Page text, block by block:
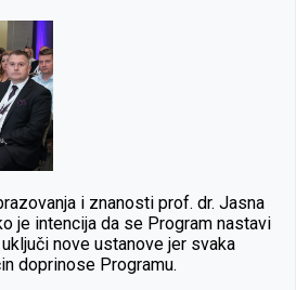
i znanosti prof. dr. Jasna
je intencija da se Program nastavi
nove ustanove jer svaka
doprinose Programu.